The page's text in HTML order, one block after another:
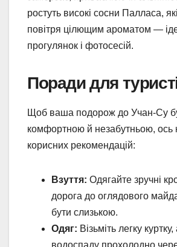
ростуть високі сосни Палласа,
повітря цілющим ароматом —
прогулянок і фотосесій.
Поради для
Щоб ваша подорож до Учан-Су
комфортною й незабутньою, ось
корисних рекомендацій:
Взуття: Одягайте зручні
дорога до оглядового
бути слизькою.
Одяг: Візьміть легку